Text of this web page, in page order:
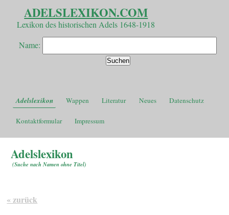
ADELSLEXIKON.COM
Lexikon des historischen Adels 1648-1918
Name:
Adelslexikon Wappen Literatur Neues Datenschutz
Kontaktformular Impressum
Adelslexikon
(Suche nach Namen ohne Titel)
« zurück